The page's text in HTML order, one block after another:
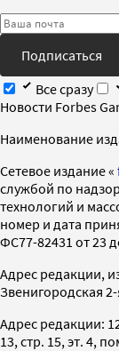
Подписаться
Все сразу
Новости Forbes
Наименование
Cетевое издание «
службой по
технологий и
номер и дата
ФС77-82431 от 23
Адрес редакции,
Звенигородская 2-
Адрес редакции:
13, стр. 15, эт. 4,